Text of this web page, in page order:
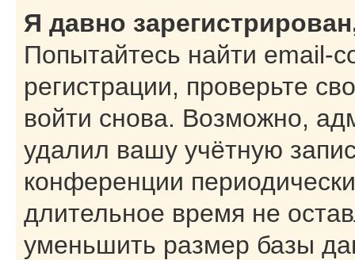
Я давно
Попытайтесь найти email-
регистрации, проверьте
войти снова. Возможно,
удалил вашу учётную
конференции
длительное время не
уменьшить размер базы